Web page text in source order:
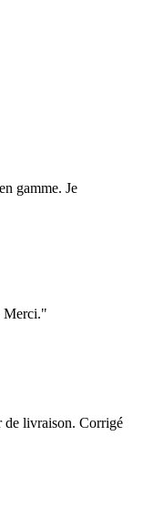
gamme. Je
Merci."
de livraison. Corrigé